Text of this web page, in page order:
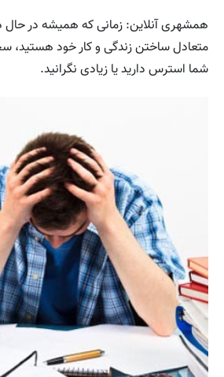
همشهری آنلاین: زمانی که همیشه در حال
متعادل ساختن زندگی و کار خود هستید،
شما استرس دارید یا زیادی نگرانید.